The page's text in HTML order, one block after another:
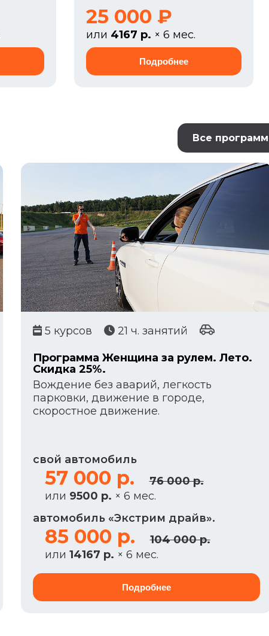
25 000 ₽
или 4167 р. × 6 мес.
Все
5 курсов 21 ч. занятий
Программа Женщина за рулем. Лето.
Скидка 25%.
Вождение без аварий, легкость
парковки, движение в городе,
скоростное движение.
свой автомобиль
57 000 р.
76 000 р.
или 9500 р. × 6 мес.
автомобиль «Экстрим драйв».
85 000 р.
104 000 р.
или 14167 р. × 6 мес.